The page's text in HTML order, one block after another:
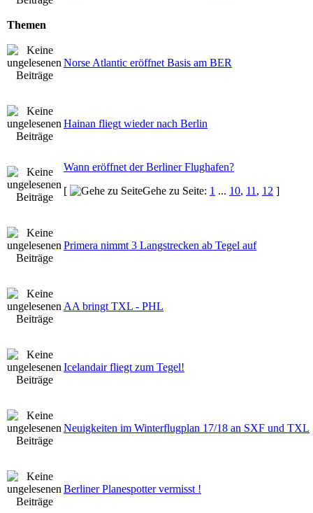
Themen
Norse Atlantic eröffnet Basis am BER
Hainan fliegt wieder nach Berlin
Wann eröffnet der Berliner Flughafen?
[
Gehe zu Seite: 1 ... 10, 11 , 12 ]
Primera nimmt 3 Langstrecken ab Tegel auf
AA bringt TXL - PHL
Icelandair fliegt zum Tegel!
Neuigkeiten im Winterflugplan 17/18 an SXF und TXL
Berliner Planespotter vermisst !